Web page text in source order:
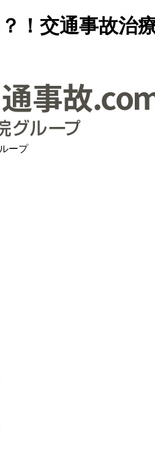
？！交通事故